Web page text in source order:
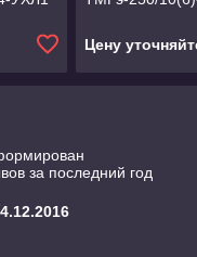
Цену
за последний год